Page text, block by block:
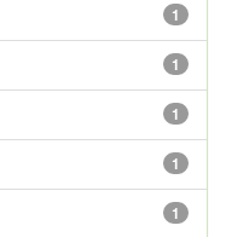
1
1
1
1
1